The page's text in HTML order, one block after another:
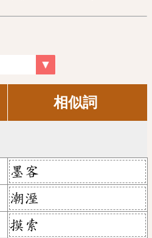
相似詞
墨客
潮溼
摸索